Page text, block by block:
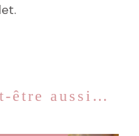
être aussi…